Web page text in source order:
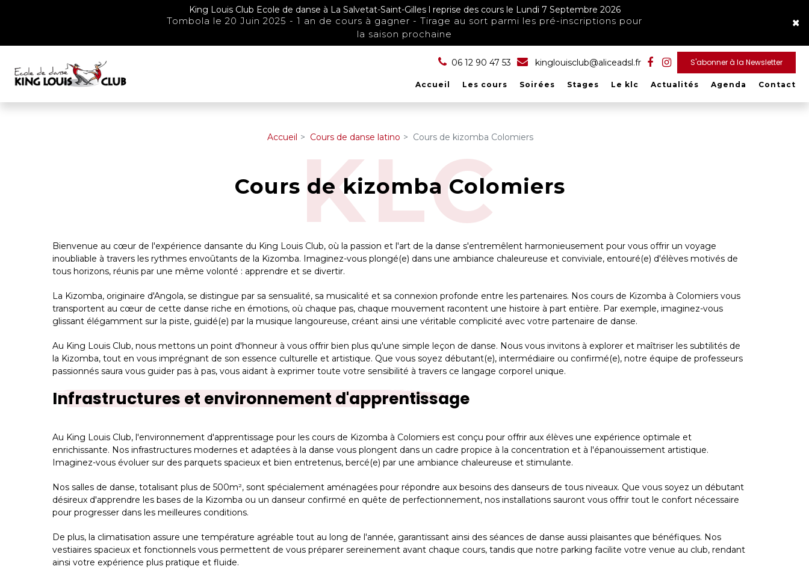
King Louis Club Ecole de danse à La Salvetat-Saint-Gilles l reprise des cours le Lundi 7 Septembre 2026
Tombola le 20 Juin 2025 - 1 an de cours à gagner - Tirage au sort parmi les pré-inscriptions pour
la saison prochaine
×
06 12 90 47 53 kinglouisclub@aliceadsl.fr S'abonner à la Newsletter
Accueil Les cours Soirées Stages Le klc Actualités Agenda Contact
Accueil Cours de danse latino Cours de kizomba Colomiers
Cours de kizomba Colomiers
Bienvenue au cœur de l'expérience dansante du King Louis Club, où la passion et l'art de la danse s'entremêlent harmonieusement pour vous offrir un voyage
inoubliable à travers les rythmes envoûtants de la Kizomba. Imaginez-vous plongé(e) dans une ambiance chaleureuse et conviviale, entouré(e) d'élèves motivés de
tous horizons, réunis par une même volonté : apprendre et se divertir.
La Kizomba, originaire d'Angola, se distingue par sa sensualité, sa musicalité et sa connexion profonde entre les partenaires. Nos cours de Kizomba à Colomiers vous
transportent au cœur de cette danse riche en émotions, où chaque pas, chaque mouvement racontent une histoire à part entière. Par exemple, imaginez-vous
glissant élégamment sur la piste, guidé(e) par la musique langoureuse, créant ainsi une véritable complicité avec votre partenaire de danse.
Au King Louis Club, nous mettons un point d'honneur à vous offrir bien plus qu'une simple leçon de danse. Nous vous invitons à explorer et maîtriser les subtilités de
la Kizomba, tout en vous imprégnant de son essence culturelle et artistique. Que vous soyez débutant(e), intermédiaire ou confirmé(e), notre équipe de professeurs
passionnés saura vous guider pas à pas, vous aidant à exprimer toute votre sensibilité à travers ce langage corporel unique.
Infrastructures et environnement d'apprentissage
Au King Louis Club, l'environnement d'apprentissage pour les cours de Kizomba à Colomiers est conçu pour offrir aux élèves une expérience optimale et
enrichissante. Nos infrastructures modernes et adaptées à la danse vous plongent dans un cadre propice à la concentration et à l'épanouissement artistique.
Imaginez-vous évoluer sur des parquets spacieux et bien entretenus, bercé(e) par une ambiance chaleureuse et stimulante.
Nos salles de danse, totalisant plus de 500m², sont spécialement aménagées pour répondre aux besoins des danseurs de tous niveaux. Que vous soyez un débutant
désireux d'apprendre les bases de la Kizomba ou un danseur confirmé en quête de perfectionnement, nos installations sauront vous offrir tout le confort nécessaire
pour progresser dans les meilleures conditions.
De plus, la climatisation assure une température agréable tout au long de l'année, garantissant ainsi des séances de danse aussi plaisantes que bénéfiques. Nos
vestiaires spacieux et fonctionnels vous permettent de vous préparer sereinement avant chaque cours, tandis que notre parking facilite votre venue au club, rendant
ainsi votre expérience plus pratique et fluide.